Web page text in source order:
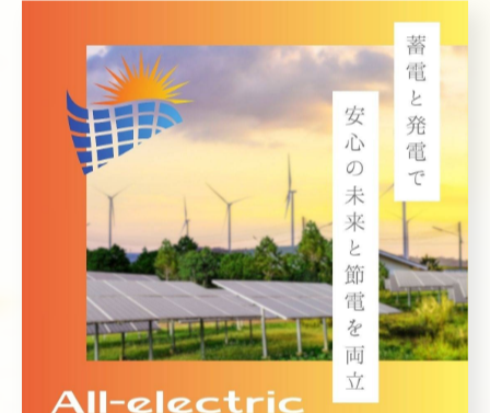
< 前のページ 一覧に戻る 次のページ >
カテゴリー Categories
全てのカテゴリー
太陽光